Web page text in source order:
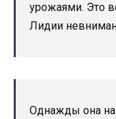
урожаями. Это
Лидии
Однажды она